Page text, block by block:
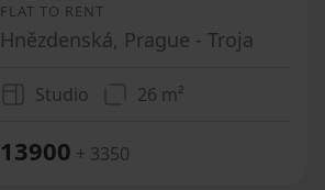
FLAT TO RENT
Hnězdenská, Prague - Troja
Studio 26 m²
13900 + 3350